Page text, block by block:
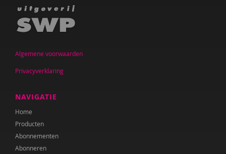
Algemene voorwaarden
Privacyverklaring
NAVIGATIE
Home
Producten
Abonnementen
Abonneren